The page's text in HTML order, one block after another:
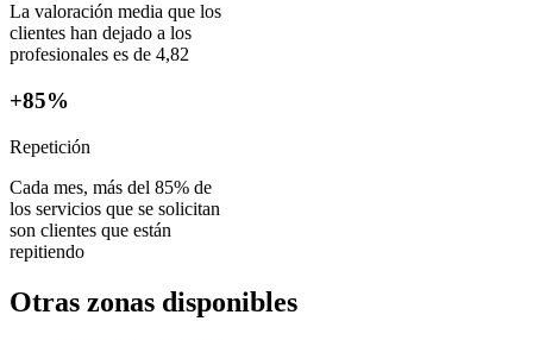
La valoración media que los
clientes han dejado a los
profesionales es de 4,82
+85%
Repetición
Cada mes, más del 85% de
los servicios que se solicitan
son clientes que están
repitiendo
Otras zonas disponibles